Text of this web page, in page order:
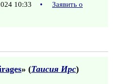
10:33 •
Заявить о
» (Таисия Ирс)